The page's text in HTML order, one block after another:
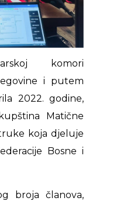
komori
i putem
2022. godine,
Matične
koja djeluje
Bosne i
broja članova,